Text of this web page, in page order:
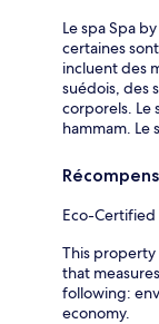
Le spa Spa
certaines
incluent des
suédois, des
corporels. Le
hammam. Le
Eco-
This
that
following:
economy.